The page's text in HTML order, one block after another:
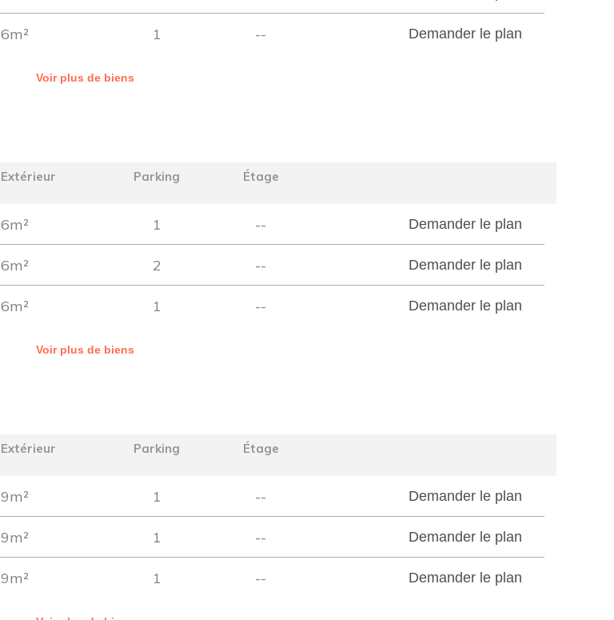
6m² 1 -- Demander le plan
Voir plus de biens
Extérieur Parking Étage
6m² 1 -- Demander le plan
6m² 2 -- Demander le plan
6m² 1 -- Demander le plan
Voir plus de biens
Extérieur Parking Étage
9m² 1 -- Demander le plan
9m² 1 -- Demander le plan
9m² 1 -- Demander le plan